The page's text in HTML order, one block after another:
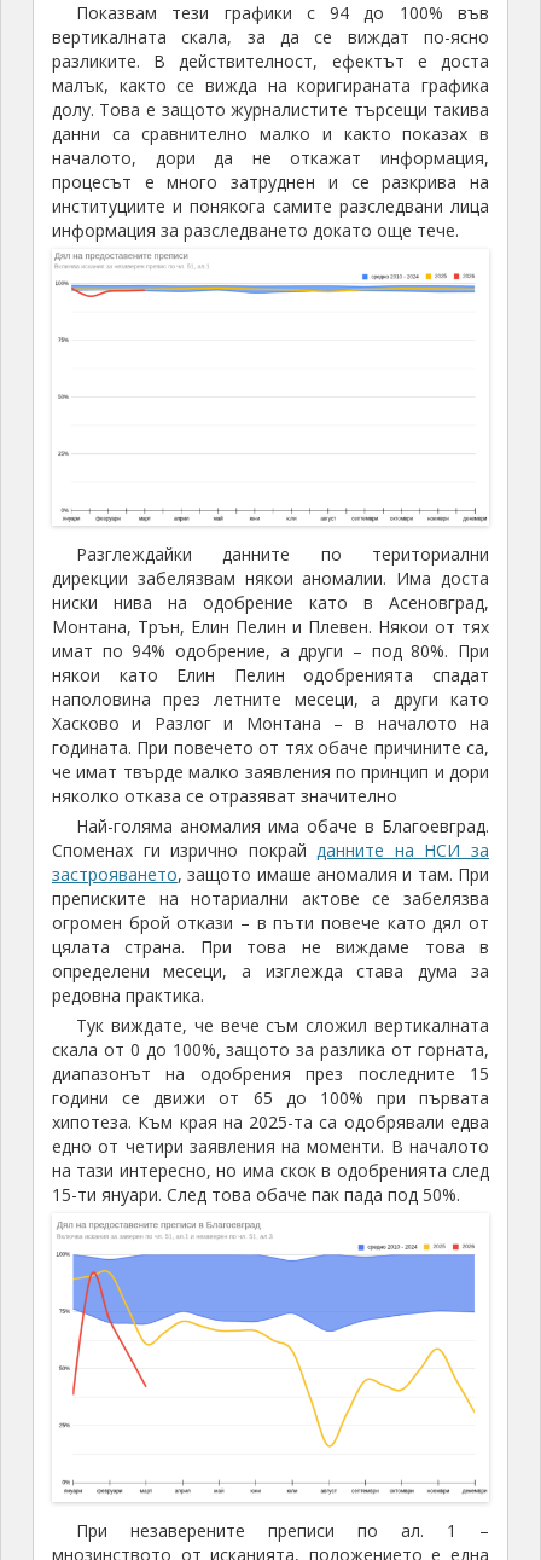
Показвам тези графики с 94 до 100% във
вертикалната скала, за да се виждат по-ясно
разликите. В действителност, ефектът е доста
малък, както се вижда на коригираната графика
долу. Това е защото журналистите търсещи такива
данни са сравнително малко и както показах в
началото, дори да не откажат информация,
процесът е много затруднен и се разкрива на
институциите и понякога самите разследвани лица
информация за разследването докато още тече.
Разглеждайки данните по териториални
дирекции забелязвам някои аномалии. Има доста
ниски нива на одобрение като в Асеновград,
Монтана, Трън, Елин Пелин и Плевен. Някои от тях
имат по 94% одобрение, а други – под 80%. При
някои като Елин Пелин одобренията спадат
наполовина през летните месеци, а други като
Хасково и Разлог и Монтана – в началото на
годината. При повечето от тях обаче причините са,
че имат твърде малко заявления по принцип и дори
няколко отказа се отразяват значително
Най-голяма аномалия има обаче в Благоевград.
Споменах ги изрично покрай данните на НСИ за
застрояването, защото имаше аномалия и там. При
преписките на нотариални актове се забелязва
огромен брой откази – в пъти повече като дял от
цялата страна. При това не виждаме това в
определени месеци, а изглежда става дума за
редовна практика.
Тук виждате, че вече съм сложил вертикалната
скала от 0 до 100%, защото за разлика от горната,
диапазонът на одобрения през последните 15
години се движи от 65 до 100% при първата
хипотеза. Към края на 2025-та са одобрявали едва
едно от четири заявления на моменти. В началото
на тази интересно, но има скок в одобренията след
15-ти януари. След това обаче пак пада под 50%.
При незаверените преписи по ал. 1 –
мнозинството от исканията, положението е една